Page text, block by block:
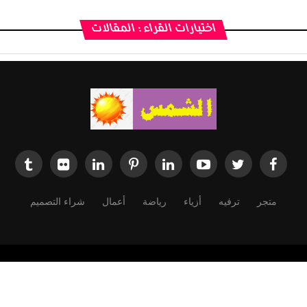
اختيارات القراء : المقالات
متجر ترفيه أزياء رياضة أعمال شراء التصميم